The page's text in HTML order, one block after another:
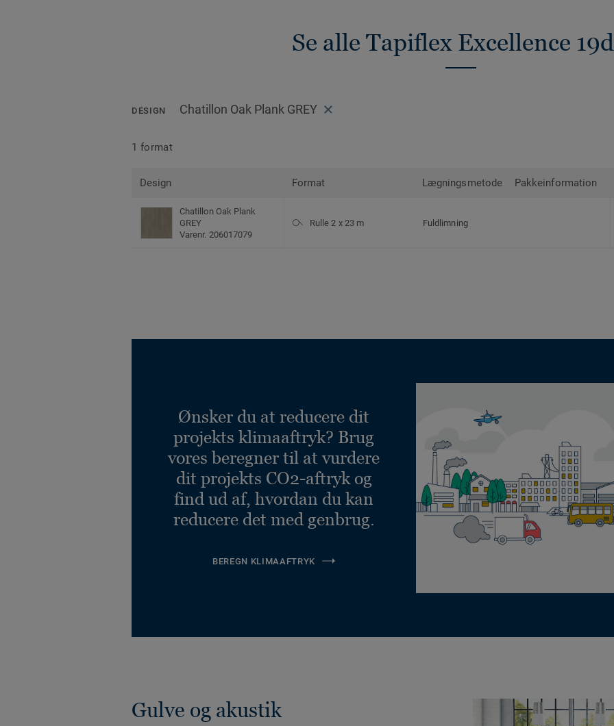
Se alle Tapiflex Excellence
DESIGN Chatillon Oak Plank GREY
1 format
Design Format Lægningsmetode Pakkeinformation
Chatillon Oak Plank
GREY
Varenr. 206017079
Rulle 2 x 23 m Fuldlimning
Ønsker du at reducere dit
projekts klimaaftryk? Brug
vores beregner til at vurdere
dit projekts CO2-aftryk og
find ud af, hvordan du kan
reducere det med genbrug.
BEREGN KLIMAAFTRYK
Gulve og akustik